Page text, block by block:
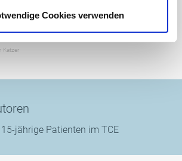
Cookies verwenden
Katzer
jährige Patienten im TCE